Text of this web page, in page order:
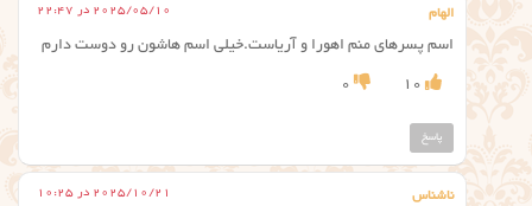
الهام 2025/05/10 در 22:47
اسم پسرهای منم اهورا و آریاست.‌خیلی اسم هاشون رو دوست دارم
10
0
پاسخ
ناشناس 2025/10/21 در 10:25